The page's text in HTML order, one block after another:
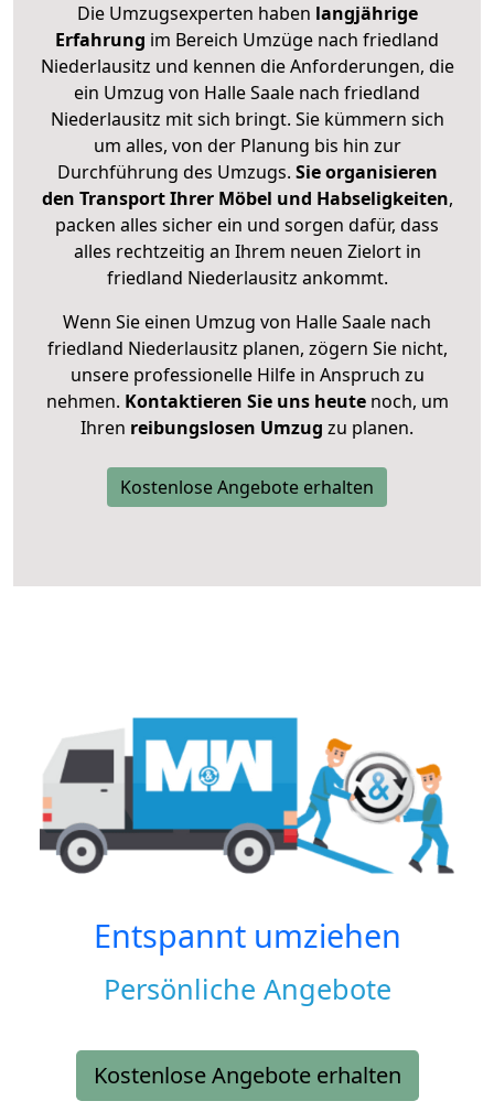
Die Umzugsexperten haben langjährige
Erfahrung im Bereich Umzüge nach friedland
Niederlausitz und kennen die Anforderungen, die
ein Umzug von Halle Saale nach friedland
Niederlausitz mit sich bringt. Sie kümmern sich
um alles, von der Planung bis hin zur
Durchführung des Umzugs. Sie organisieren
den Transport Ihrer Möbel und Habseligkeiten,
packen alles sicher ein und sorgen dafür, dass
alles rechtzeitig an Ihrem neuen Zielort in
friedland Niederlausitz ankommt.
Wenn Sie einen Umzug von Halle Saale nach
friedland Niederlausitz planen, zögern Sie nicht,
unsere professionelle Hilfe in Anspruch zu
nehmen. Kontaktieren Sie uns heutenoch, um
Ihren reibungslosen Umzug zu planen.
Kostenlose Angebote erhalten
Entspannt umziehen
Persönliche Angebote
Kostenlose Angebote erhalten